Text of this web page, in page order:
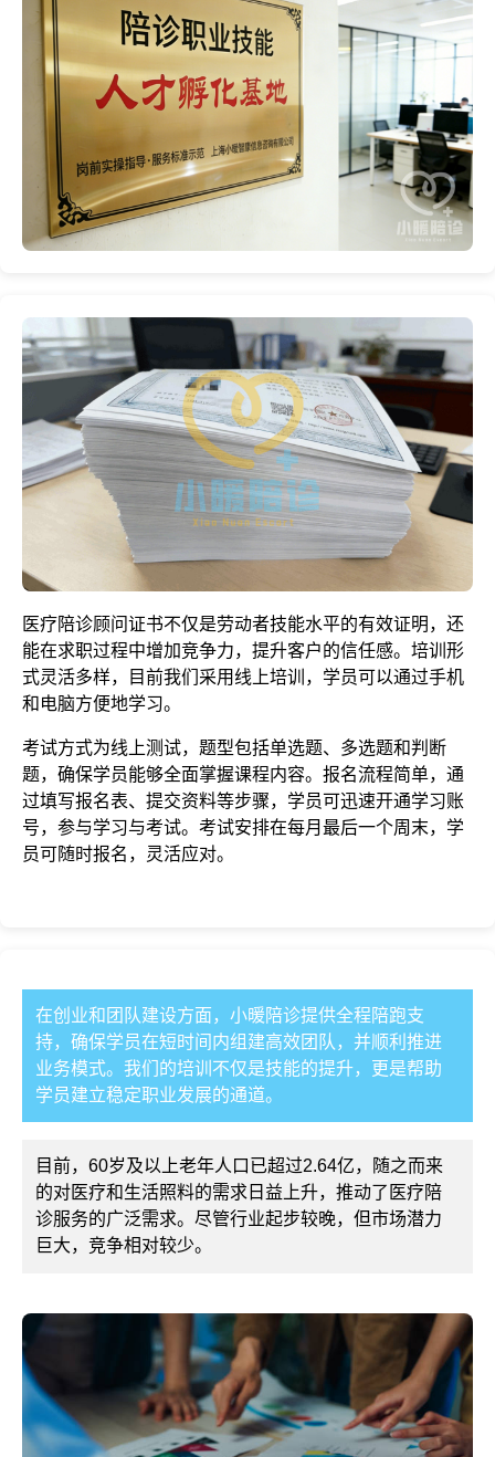
医疗陪诊顾问证书不仅是劳动者技能水平的有效证明，还
能在求职过程中增加竞争力，提升客户的信任感。培训形
式灵活多样，目前我们采用线上培训，学员可以通过手机
和电脑方便地学习。
考试方式为线上测试，题型包括单选题、多选题和判断
题，确保学员能够全面掌握课程内容。报名流程简单，通
过填写报名表、提交资料等步骤，学员可迅速开通学习账
号，参与学习与考试。考试安排在每月最后一个周末，学
员可随时报名，灵活应对。
在创业和团队建设方面，小暖陪诊提供全程陪跑支
持，确保学员在短时间内组建高效团队，并顺利推进
业务模式。我们的培训不仅是技能的提升，更是帮助
学员建立稳定职业发展的通道。
目前，60岁及以上老年人口已超过2.64亿，随之而来
的对医疗和生活照料的需求日益上升，推动了医疗陪
诊服务的广泛需求。尽管行业起步较晚，但市场潜力
巨大，竞争相对较少。